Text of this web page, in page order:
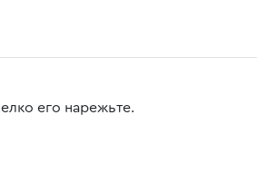
его нарежьте.